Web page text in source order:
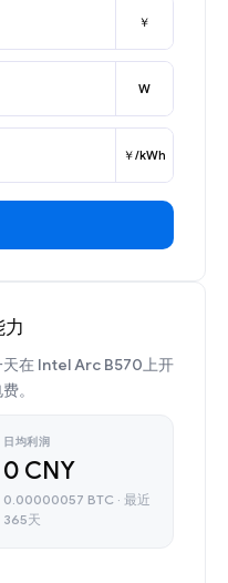
￥
W
￥/kWh
天在 Intel Arc B570上开
。
日均利润
0 CNY
0.00000057 BTC · 最近
365天